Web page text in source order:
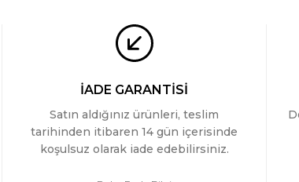
İADE GARANTİSİ
Satın aldığınız ürünleri, teslim
tarihinden itibaren 14 gün içerisinde
koşulsuz olarak iade edebilirsiniz.